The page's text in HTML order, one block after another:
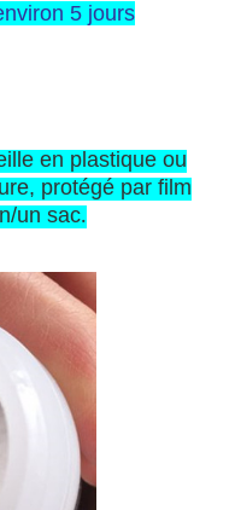
5 jours
en plastique ou
protégé par film
un sac.